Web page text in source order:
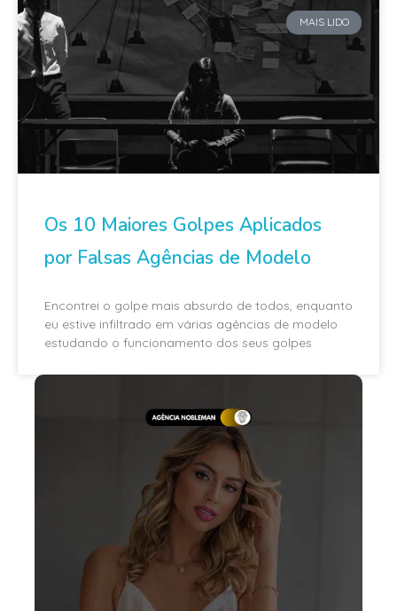
MAIS LIDO
Os 10 Maiores Golpes Aplicados
por Falsas Agências de Modelo
Encontrei o golpe mais absurdo de todos, enquanto
eu estive infiltrado em várias agências de modelo
estudando o funcionamento dos seus golpes